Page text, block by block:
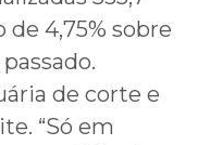
4,75% sobre
de corte e
“Só em